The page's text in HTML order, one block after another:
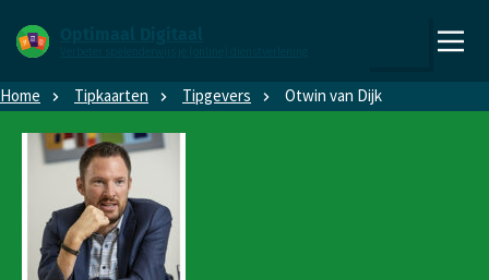
naar
de
homepage
Home Tipkaarten Tipgevers Otwin van Dijk